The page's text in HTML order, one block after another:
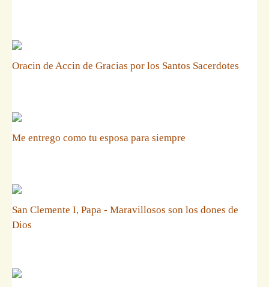
Oracin de Accin de Gracias por los Santos Sacerdotes
Me entrego como tu esposa para siempre
San Clemente I, Papa - Maravillosos son los dones de
Dios